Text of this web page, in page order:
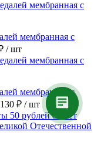
мембранная с
/ шт
мембранная с
130 ₽ / шт